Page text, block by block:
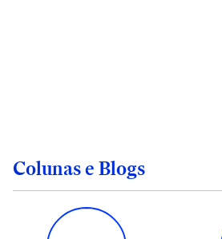
Colunas e Blogs